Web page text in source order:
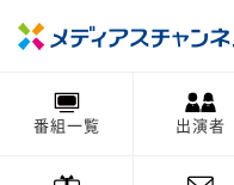
番組一覧 出演者